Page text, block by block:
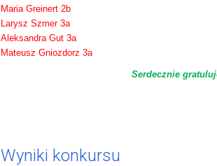
Maria Greinert 2b
Larysz Szmer 3a
Aleksandra Gut 3a
Mateusz Gniozdorz 3a
Serdecznie
Wyniki konkursu